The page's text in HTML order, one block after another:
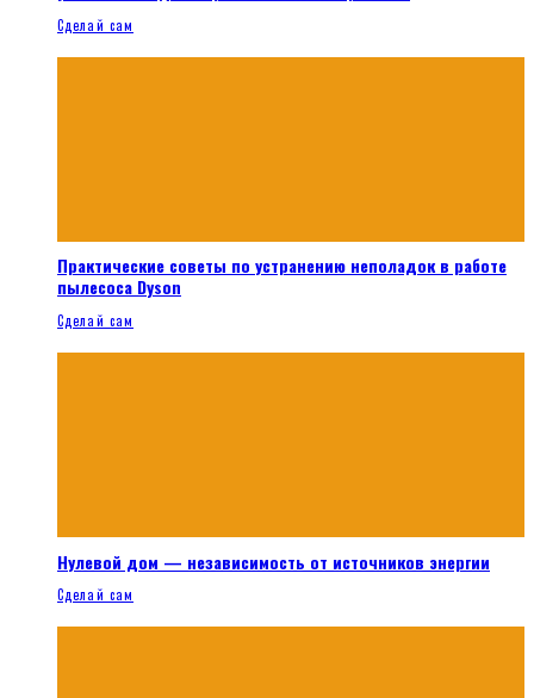
Сделай сам
Практические советы по устранению неполадок в работе
пылесоса Dyson
Сделай сам
Нулевой дом — независимость от источников энергии
Сделай сам